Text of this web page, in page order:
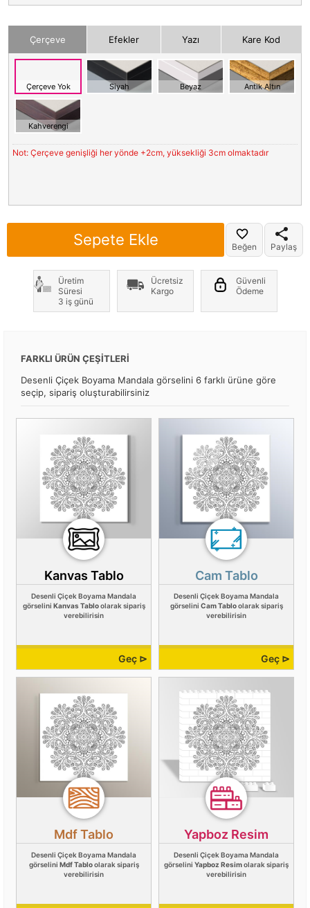
Çerçeve Efekler Yazı Kare Kod
Çerçeve Yok Siyah Beyaz Antik Altın
Kahverengi
Not: Çerçeve genişliği her yönde +2cm, yüksekliği 3cm olmaktadır
Sepete Ekle Beğen Paylaş
Üretim
Süresi
3 iş günü
Ücretsiz
Kargo
Güvenli
Ödeme
FARKLI ÜRÜN ÇEŞİTLERİ
Desenli Çiçek Boyama Mandala görselini 6 farklı ürüne göre
seçip, sipariş oluşturabilirsiniz
Kanvas Tablo
Desenli Çiçek Boyama Mandala
görselini Kanvas Tabloolarak sipariş
verebilirisin
Geç ⊳
Cam Tablo
Desenli Çiçek Boyama Mandala
görselini Cam Tabloolarak sipariş
verebilirisin
Geç ⊳
Mdf Tablo
Desenli Çiçek Boyama Mandala
görselini Mdf Tabloolarak sipariş
verebilirisin
Yapboz Resim
Desenli Çiçek Boyama Mandala
görselini Yapboz Resimolarak sipariş
verebilirisin